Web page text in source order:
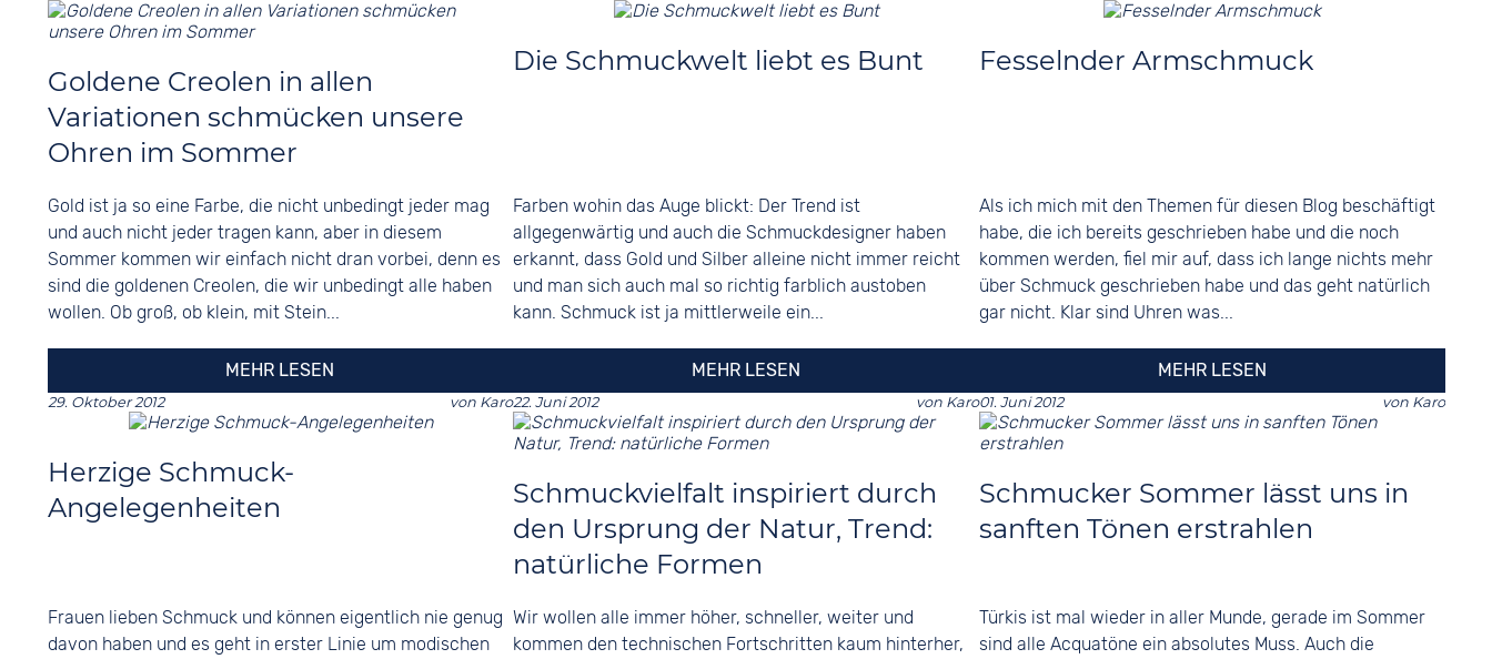
Goldene Creolen in allen
Variationen schmücken unsere
Ohren im Sommer
Gold ist ja so eine Farbe, die nicht unbedingt jeder mag
und auch nicht jeder tragen kann, aber in diesem
Sommer kommen wir einfach nicht dran vorbei, denn es
sind die goldenen Creolen, die wir unbedingt alle haben
wollen. Ob groß, ob klein, mit Stein...
MEHR LESEN
Die Schmuckwelt liebt es Bunt
Farben wohin das Auge blickt: Der Trend ist
allgegenwärtig und auch die Schmuckdesigner haben
erkannt, dass Gold und Silber alleine nicht immer reicht
und man sich auch mal so richtig farblich austoben
kann. Schmuck ist ja mittlerweile ein...
MEHR LESEN
Fesselnder Armschmuck
Als ich mich mit den Themen für diesen Blog beschäftigt
habe, die ich bereits geschrieben habe und die noch
kommen werden, fiel mir auf, dass ich lange nichts mehr
über Schmuck geschrieben habe und das geht natürlich
gar nicht. Klar sind Uhren was...
MEHR LESEN
29. Oktober 2012 von Karo
Herzige Schmuck-
Angelegenheiten
Frauen lieben Schmuck und können eigentlich nie genug
davon haben und es geht in erster Linie um modischen
22. Juni 2012 von Karo
Schmuckvielfalt inspiriert durch
den Ursprung der Natur, Trend:
natürliche Formen
Wir wollen alle immer höher, schneller, weiter und
kommen den technischen Fortschritten kaum hinterher,
01. Juni 2012 von Karo
Schmucker Sommer lässt uns in
sanften Tönen erstrahlen
Türkis ist mal wieder in aller Munde, gerade im Sommer
sind alle Acquatöne ein absolutes Muss. Auch die